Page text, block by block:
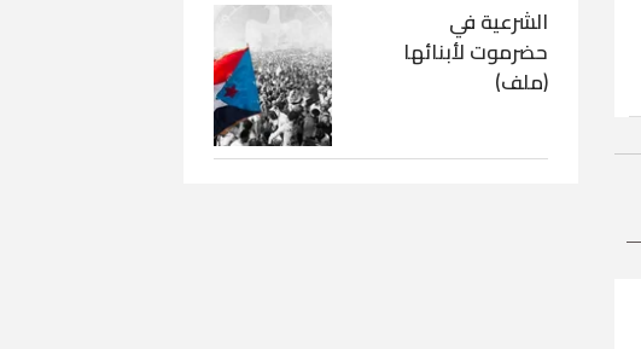
الشرعية في
حضرموت لأبنائها
(ملف)